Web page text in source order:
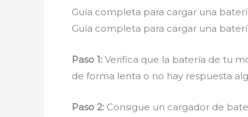
Guía completa para cargar una
Guía completa para cargar una
Paso 1: Verifica que la batería de tu
de forma lenta o no hay respuesta
Paso 2: Consigue un cargador de